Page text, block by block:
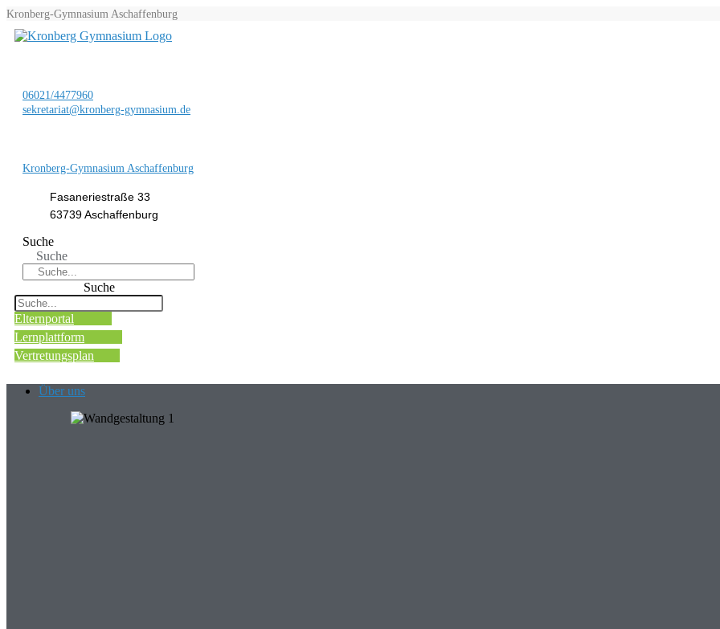
Kronberg-Gymnasium Aschaffenburg
06021/4477960
sekretariat@kronberg-gymnasium.de
Kronberg-Gymnasium Aschaffenburg
Fasaneriestraße 33
63739 Aschaffenburg
Suche
Suche
Suche
Elternportal
Lernplattform
Vertretungsplan
Über uns